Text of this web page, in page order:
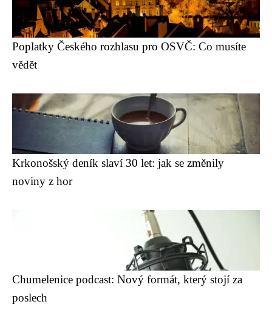
Poplatky Českého rozhlasu pro OSVČ: Co musíte
vědět
Krkonošský deník slaví 30 let: jak se změnily
noviny z hor
Chumelenice podcast: Nový formát, který stojí za
poslech